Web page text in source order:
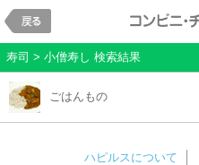
寿司 > 小僧寿し 検索結果
ごはんもの
ハピルスについて